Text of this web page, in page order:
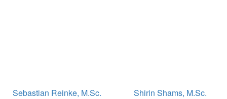
Sebastian Reinke, M.Sc. Shirin Shams, M.Sc.